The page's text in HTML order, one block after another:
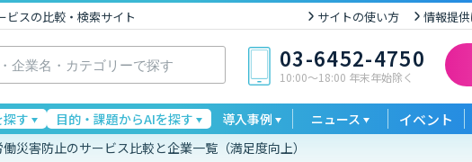
ビスの比較・検索サイト サイトの使い方 情報提
03-6452-4750
10:00〜18:00 年末年始除く
す 目的・課題からAIを探す 導入事例 ニュース イベント
災害防止のサービス比較と企業一覧（満足度向上）